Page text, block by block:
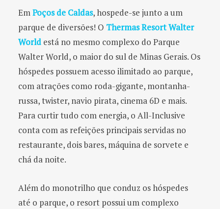
EmPoços de Caldas, hospede-se junto a um
parque de diversões! O Thermas Resort Walter
World está no mesmo complexo do Parque
Walter World, o maior do sul de Minas Gerais. Os
hóspedes possuem acesso ilimitado ao parque,
com atrações como roda-gigante, montanha-
russa, twister, navio pirata, cinema 6D e mais.
Para curtir tudo com energia, o All-Inclusive
conta com as refeições principais servidas no
restaurante, dois bares, máquina de sorvete e
chá da noite.
Além do monotrilho que conduz os hóspedes
até o parque, o resort possui um complexo